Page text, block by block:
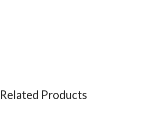
Related Products